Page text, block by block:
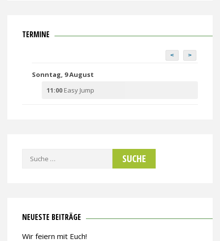
TERMINE
< >
Sonntag, 9 August
11:00 Easy Jump
Suche
NEUESTE BEITRÄGE
Wir feiern mit Euch!